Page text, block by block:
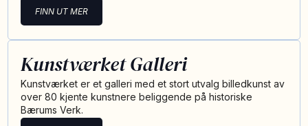
FINN UT MER
Kunstværket Galleri
Kunstværket er et galleri med et stort utvalg billedkunst av
over 80 kjente kunstnere beliggende på historiske
Bærums Verk.